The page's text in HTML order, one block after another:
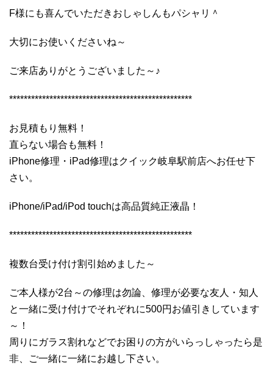
F様にも喜んでいただきおしゃしんもパシャリ＾
大切にお使いくださいね～
ご来店ありがとうございました～♪
**************************************************
お見積もり無料！
直らない場合も無料！
iPhone修理・iPad修理はクイック岐阜駅前店へお任せ下
さい。
iPhone/iPad/iPod touchは高品質純正液晶！
**************************************************
複数台受け付け割引始めました～
ご本人様が2台～の修理は勿論、修理が必要な友人・知人
と一緒に受け付けでそれぞれに500円お値引きしています
～！
周りにガラス割れなどでお困りの方がいらっしゃったら是
非、ご一緒に一緒にお越し下さい。